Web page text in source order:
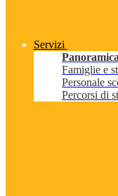
Servizi
Panoramica
Famiglie e
Personale
Percorsi di